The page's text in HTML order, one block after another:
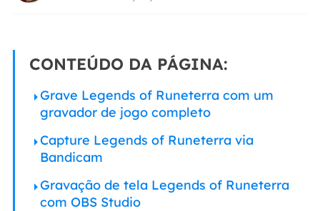
CONTEÚDO DA PÁGINA:
Grave Legends of Runeterra com um
gravador de jogo completo
Capture Legends of Runeterra via
Bandicam
Gravação de tela Legends of Runeterra
com OBS Studio